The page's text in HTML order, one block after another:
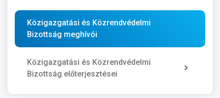
Közigazgatási és Közrendvédelmi
Bizottság meghívói
Közigazgatási és Közrendvédelmi
Bizottság előterjesztései